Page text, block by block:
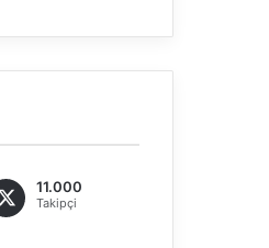
11.000
Takipçi